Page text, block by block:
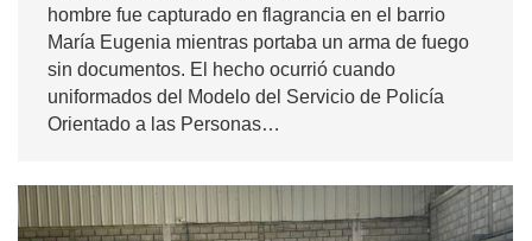
hombre fue capturado en flagrancia en el barrio
María Eugenia mientras portaba un arma de fuego
sin documentos. El hecho ocurrió cuando
uniformados del Modelo del Servicio de Policía
Orientado a las Personas…